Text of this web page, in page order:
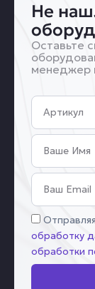
Не
Оставьте
менеджер
Артикул
Имя
Email
Соглашение
обработку
обработки